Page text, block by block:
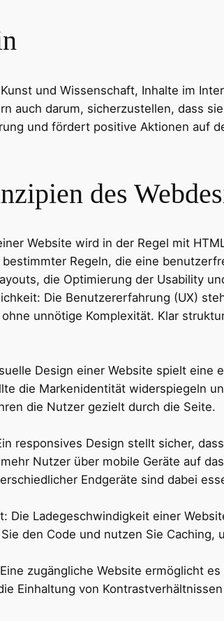
und Wissenschaft, Inhalte im
auch darum, sicherzustellen, dass
und fördert positive Aktionen auf
des
Website wird in der Regel mit
Regeln, die eine
die Optimierung der Usability
Die Benutzererfahrung (UX)
unnötige Komplexität. Klar
Design einer Website spielt eine
die Markenidentität widerspiegeln
die Nutzer gezielt durch die Seite.
responsives Design stellt sicher,
Nutzer über mobile Geräte auf
Endgeräte sind dabei
Die Ladegeschwindigkeit einer
den Code und nutzen Sie
zugängliche Website ermöglicht
Einhaltung von